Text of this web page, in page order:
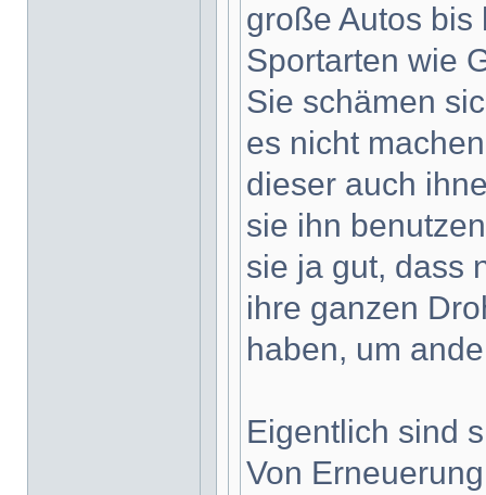
große Autos
Sportarten wie
Sie schämen
es nicht
dieser auch
sie ihn
sie ja gut, dass
ihre ganzen
haben, um
Eigentlich sind
Von